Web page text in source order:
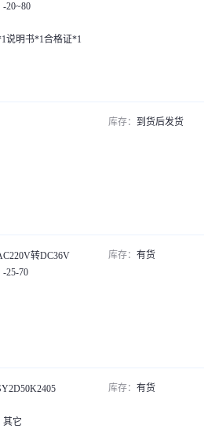
-20~80
说明书*1合格证*1
库存： 到货后发货
转DC36V
-25-70
库存： 有货
其它
库存： 有货